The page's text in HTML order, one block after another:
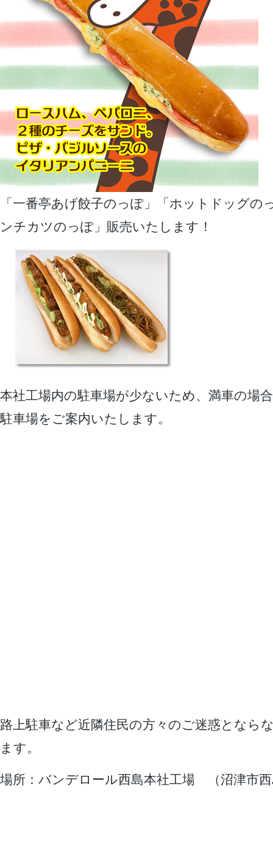
「一番亭あげ餃子のっぽ」「ホットドッグの
ンチカツのっぽ」販売いたします！
本社工場内の駐車場が少ないため、満車の場
駐車場をご案内いたします。
路上駐車など近隣住民の方々のご迷惑となら
ます。
場所：バンデロール西島本社工場 （沼津市